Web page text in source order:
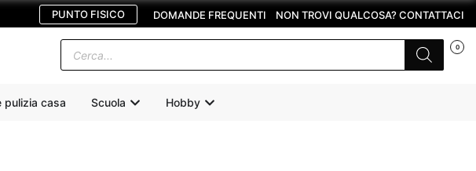
PUNTO FISICO DOMANDE FREQUENTI NON TROVI QUALCOSA? CONTATTACI
0
pulizia casa Scuola Hobby